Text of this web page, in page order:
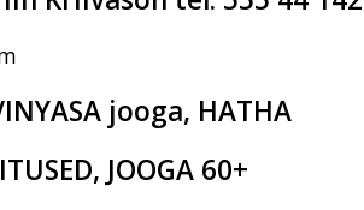
jooga, HATHA
JOOGA 60+